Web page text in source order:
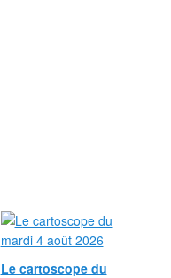
Le cartoscope du